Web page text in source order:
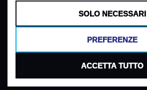
TERMINI E CONDIZIONI
COOKIES
SOLO NECESSARI
PREFERENZE
ACCETTA TUTTO